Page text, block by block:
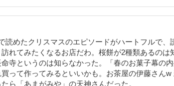
読めたクリスマスのエピソードがハートフルで、
れてみたくなるお店だわ。桜餅が2種類あるのは
寺というのは知らなかった。「春のお菓子幕の
って作ってみるといいかも。お茶屋の伊藤さんw
ら「あまがみや」の天神さんだった。